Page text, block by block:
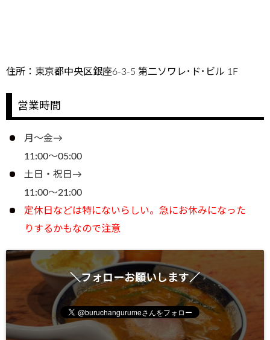
住所：東京都中央区銀座6-3-5 第二ソワレ･ド･ビル 1F
営業時間
月～金→
11:00～05:00
土日・祝日→
11:00～21:00
定休日などは特にないらしい。急にお休みになった
りするかもなので注意
＼フォローお願いします／